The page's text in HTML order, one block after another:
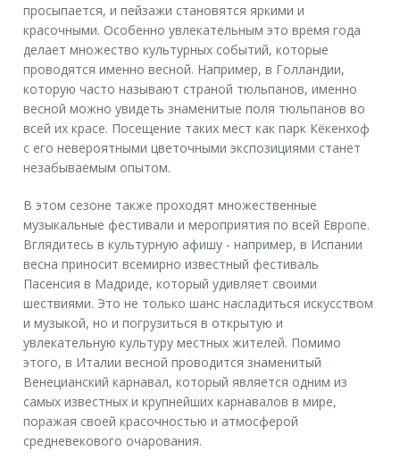
просыпается, и пейзажи становятся яркими и
красочными. Особенно увлекательным это время года
делает множество культурных событий, которые
проводятся именно весной. Например, в Голландии,
которую часто называют страной тюльпанов, именно
весной можно увидеть знаменитые поля тюльпанов во
всей их красе. Посещение таких мест как парк Кёкенхоф
с его невероятными цветочными экспозициями станет
незабываемым опытом.
В этом сезоне также проходят множественные
музыкальные фестивали и мероприятия по всей Европе.
Вглядитесь в культурную афишу - например, в Испании
весна приносит всемирно известный фестиваль
Пасенсия в Мадриде, который удивляет своими
шествиями. Это не только шанс насладиться искусством
и музыкой, но и погрузиться в открытую и
увлекательную культуру местных жителей. Помимо
этого, в Италии весной проводится знаменитый
Венецианский карнавал, который является одним из
самых известных и крупнейших карнавалов в мире,
поражая своей красочностью и атмосферой
средневекового очарования.